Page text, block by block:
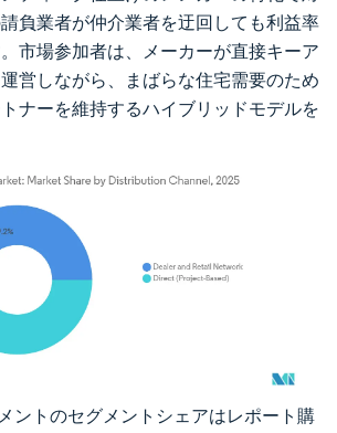
負業者が仲介業者を迂回しても利益率
市場参加者は、メーカーが直接キーア
営しながら、まばらな住宅需要のため
ナーを維持するハイブリッドモデルを
。再利用にはCC BY 4.0の表示が必要です。
ントのセグメントシェアはレポート購